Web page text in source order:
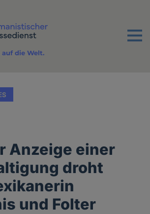
Menu
die Welt.
Anzeige einer
droht
und Folter